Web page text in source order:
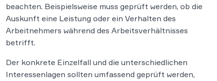
beachten. Beispielsweise muss geprüft werden, ob die
Auskunft eine Leistung oder ein Verhalten des
Arbeitnehmers während des Arbeitsverhältnisses
betrifft.
Der konkrete Einzelfall und die unterschiedlichen
Interessenlagen sollten umfassend geprüft werden,